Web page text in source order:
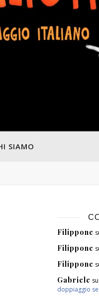
SIAMO
Filippone
Filippone
Filippone
Gabriele su
doppiaggio